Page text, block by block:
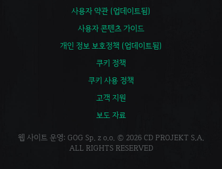
사용자 약관 (업데이트됨)
사용자 콘텐츠 가이드
개인 정보 보호정책 (업데이트됨)
쿠키 정책
쿠키 사용 정책
고객 지원
보도 자료
웹 사이트 운영: GOG Sp. z o.o. © 2026 CD PROJEKT S.A.
ALL RIGHTS RESERVED